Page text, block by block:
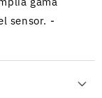
sensor. -